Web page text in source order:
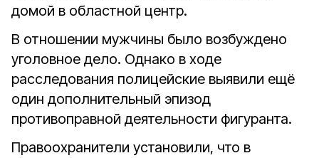
домой в областной центр.
В отношении мужчины было возбуждено
уголовное дело. Однако в ходе
расследования полицейские выявили ещё
один дополнительный эпизод
противоправной деятельности фигуранта.
Правоохранители установили, что в